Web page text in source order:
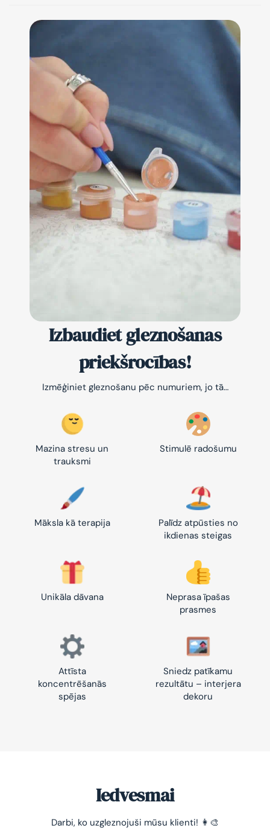
Izbaudiet gleznošanas
priekšrocības!
Izmēģiniet gleznošanu pēc numuriem, jo tā…
Mazina stresu un
trauksmi
Stimulē radošumu
Māksla kā terapija
Palīdz atpūsties no
ikdienas steigas
Unikāla dāvana
Neprasa īpašas
prasmes
Attīsta
koncentrēšanās
spējas
Sniedz patīkamu
rezultātu – interjera
dekoru
Iedvesmai
Darbi, ko uzgleznojuši mūsu klienti! 👩‍🎨
-10% pirmajam pasūtījumam
Vienkāršs veids, kā atslābināties un nomierināt